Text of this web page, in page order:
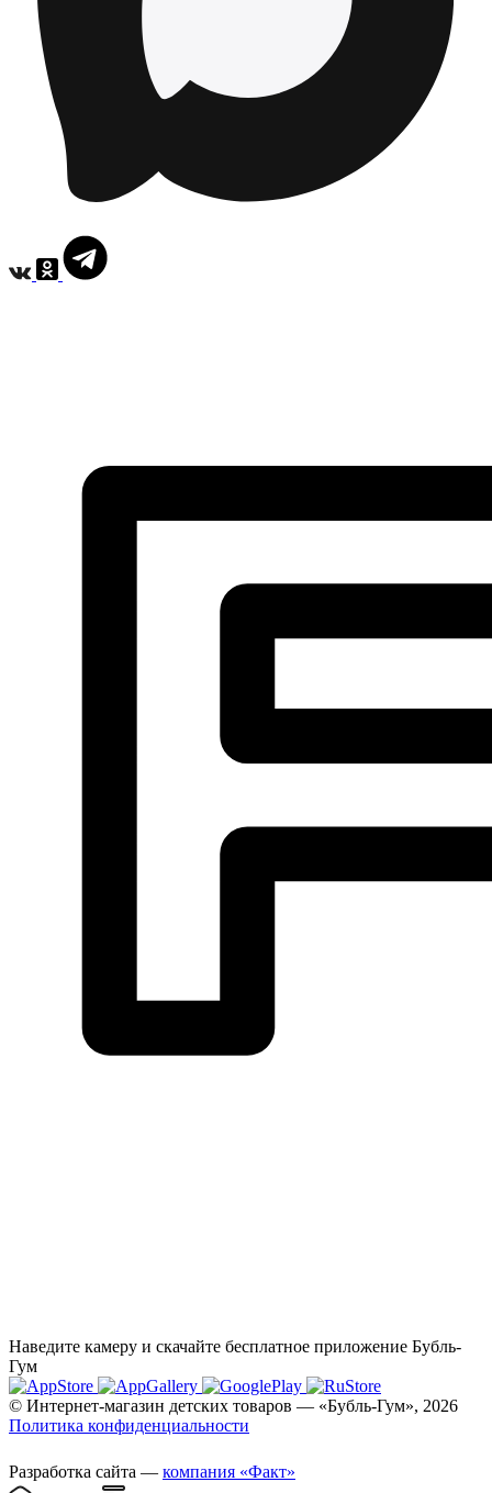
Наведите камеру и скачайте бесплатное приложение Бубль-
Гум
© Интернет-магазин детских товаров — «Бубль-Гум», 2026
Политика конфиденциальности
Разработка сайта — компания «Факт»